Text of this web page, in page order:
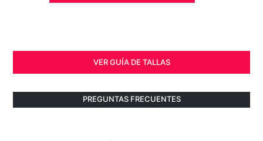
VER GUÍA DE TALLAS
PREGUNTAS FRECUENTES